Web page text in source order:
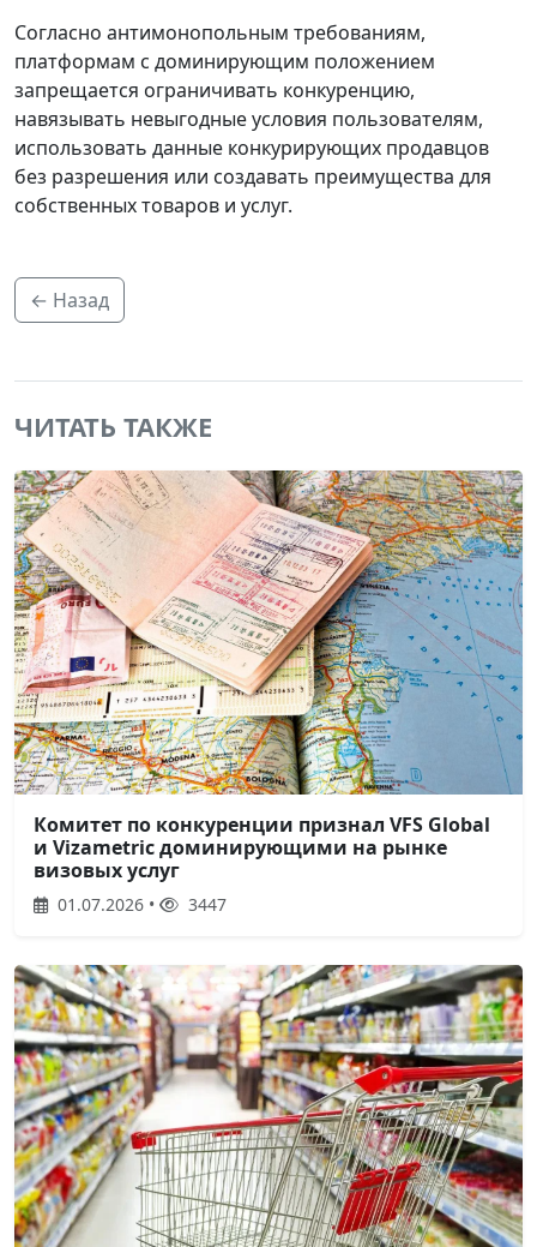
Согласно антимонопольным требованиям,
платформам с доминирующим положением
запрещается ограничивать конкуренцию,
навязывать невыгодные условия пользователям,
использовать данные конкурирующих продавцов
без разрешения или создавать преимущества для
собственных товаров и услуг.
← Назад
ЧИТАТЬ ТАКЖЕ
Комитет по конкуренции признал VFS Global
и Vizametric доминирующими на рынке
визовых услуг
01.07.2026 • 3447